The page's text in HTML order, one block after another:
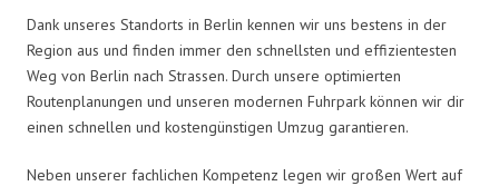
Dank unseres Standorts in Berlin kennen wir uns bestens in der
Region aus und finden immer den schnellsten und effizientesten
Weg von Berlin nach Strassen. Durch unsere optimierten
Routenplanungen und unseren modernen Fuhrpark können wir dir
einen schnellen und kostengünstigen Umzug garantieren.
Neben unserer fachlichen Kompetenz legen wir großen Wert auf